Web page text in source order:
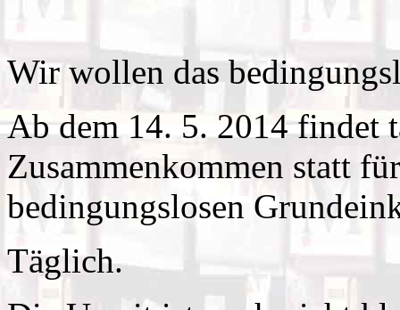
Wir wollen das
Ab dem 14. 5. 2014 findet
Zusammenkommen statt
bedingungslosen
Täglich.